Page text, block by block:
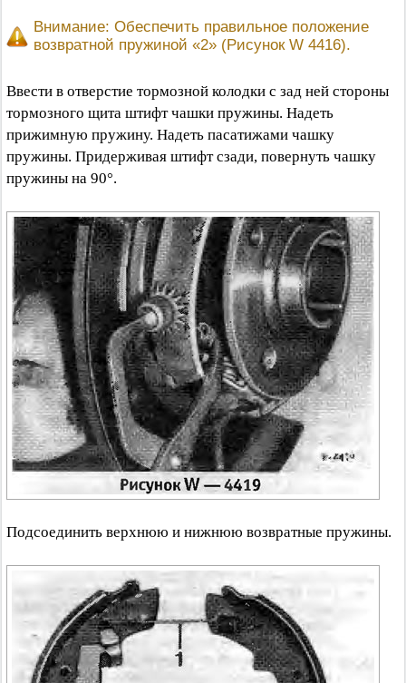
Внимание: Обеспечить правильное положение
возвратной пружиной «2» (Рисунок W 4416).
Ввести в отверстие тормозной колодки с зад ней стороны
тормозного щита штифт чашки пружины. Надеть
прижимную пружину. Надеть пасатижами чашку
пружины. Придерживая штифт сзади, повернуть чашку
пружины на 90°.
Подсоединить верхнюю и нижнюю возвратные пружины.